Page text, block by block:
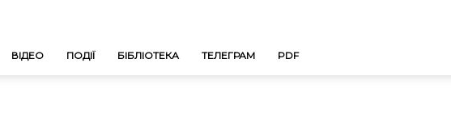
ВІДЕО ПОДІЇ БІБЛІОТЕКА ТЕЛЕГРАМ PDF